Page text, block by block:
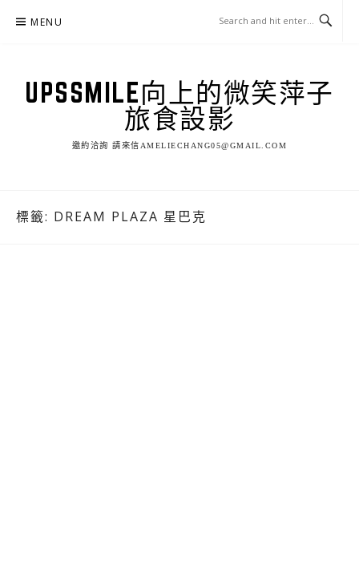
MENU
UPSSMILE向上的微笑萍子
旅食設影
邀約洽詢 請來信AMELIECHANG05@GMAIL.COM
標籤: DREAM PLAZA 星巴克